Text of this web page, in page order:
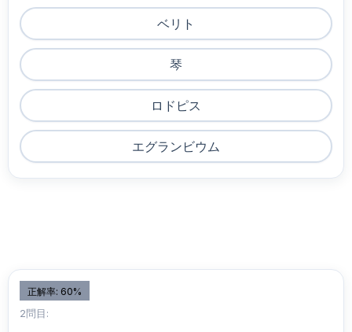
ベリト
琴
ロドピス
エグランビウム
正解率: 60%
2問目: